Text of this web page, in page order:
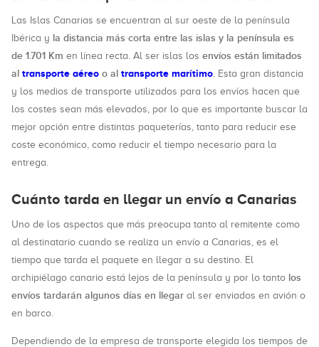
Las Islas Canarias se encuentran al sur oeste de la península
Ibérica y la distancia más corta entre las islas y la península es
de 1.701 Km en línea recta. Al ser islas los envíos están limitados
al transporte aéreo o al transporte marítimo. Esta gran distancia
y los medios de transporte utilizados para los envíos hacen que
los costes sean más elevados, por lo que es importante buscar la
mejor opción entre distintas paqueterías, tanto para reducir ese
coste económico, como reducir el tiempo necesario para la
entrega.
Cuánto tarda en llegar un envío a Canarias
Uno de los aspectos que más preocupa tanto al remitente como
al destinatario cuando se realiza un envío a Canarias, es el
tiempo que tarda el paquete en llegar a su destino. El
archipiélago canario está lejos de la península y por lo tanto los
envíos tardarán algunos días en llegar al ser enviados en avión o
en barco.
Dependiendo de la empresa de transporte elegida los tiempos de